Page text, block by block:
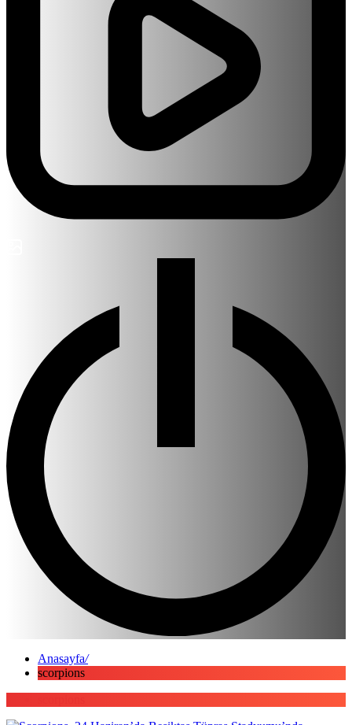
Anasayfa/
scorpions